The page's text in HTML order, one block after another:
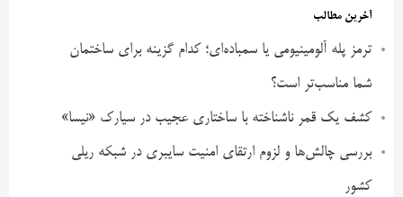
آخرین مطالب
ترمز پله آلومینیومی یا سمباده‌ای؛ کدام گزینه برای ساختمان
شما مناسب‌تر است؟
کشف یک قمر ناشناخته با ساختاری عجیب در سیارک «نیسا»
بررسی چالش‌ها و لزوم ارتقای امنیت سایبری در شبکه ریلی
کشور